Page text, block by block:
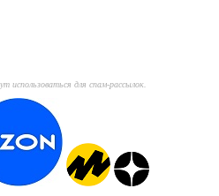
использоваться для спам-рассылок.